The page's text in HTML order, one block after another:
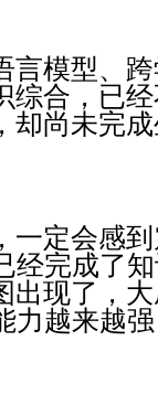
言模型、
合，已经
却尚未完
一定会感
经完成了
出现了，
力越来越